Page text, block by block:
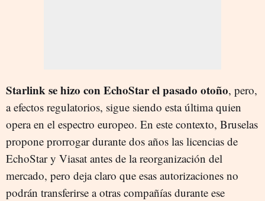
Starlink se hizo con EchoStar el pasado otoño, pero,
a efectos regulatorios, sigue siendo esta última quien
opera en el espectro europeo. En este contexto, Bruselas
propone prorrogar durante dos años las licencias de
EchoStar y Viasat antes de la reorganización del
mercado, pero deja claro que esas autorizaciones no
podrán transferirse a otras compañías durante ese